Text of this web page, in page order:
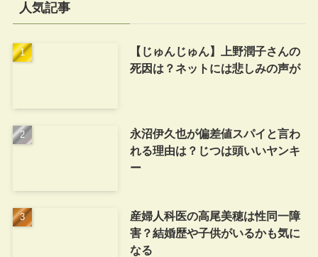
人気記事
【じゅんじゅん】上野潤子さんの
死因は？ネットには悲しみの声が
永沼伊久也が偏差値スパイと言わ
れる理由は？じつは頭いいヤンキ
ー
産婦人科医の高尾美穂は性同一障
害？結婚歴や子供がいるかも気に
なる